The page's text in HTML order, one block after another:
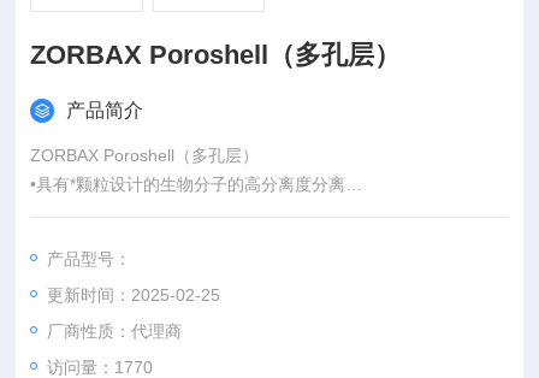
ZORBAX Poroshell（多孔层）
产品简介
ZORBAX Poroshell（多孔层）
•具有*颗粒设计的生物分子的高分离度分离
•蛋白质（分子量高达1000 kDa）和单克隆抗体实现高柱效和高
•Poroshell（多孔层）300SB实现了低PH条件下的长寿命；300E
xtend-C18实现了高PH调节下的长寿命
•优化四种不同键合固定相（300SB-C18、300SB-C8、300SB-C
3和300Extend-C18）
产品型号：
更新时间：2025-02-25
厂商性质：代理商
访问量：1770